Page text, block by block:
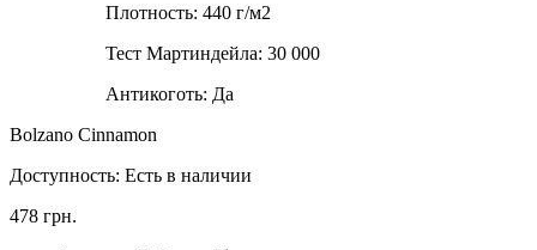
Плотность: 440 г/м2
Тест Мартиндейла: 30 000
Антикоготь: Да
Bolzano Cinnamon
Доступность: Есть в наличии
478 грн.